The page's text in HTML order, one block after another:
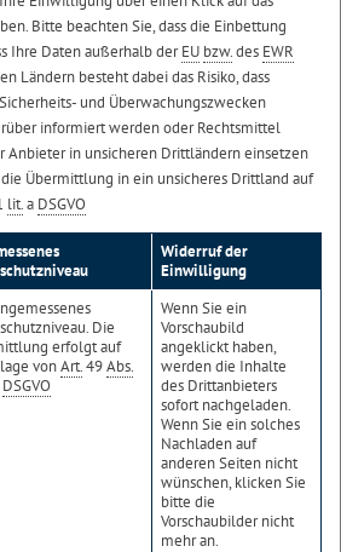
Bitte beachten Sie, dass die Einbettung
Ihre Daten außerhalb derEU bzw.des EWR
Ländern besteht dabei das Risiko, dass
und Überwachungszwecken
informiert werden oder Rechtsmittel
Anbieter in unsicheren Drittländern einsetzen
Übermittlung in ein unsicheres Drittland auf
lit.a DSGVO
Widerruf der
Einwilligung
Die
erfolgt auf
vonArt.49Abs.
DSGVO
Wenn Sie ein
Vorschaubild
angeklickt haben,
werden die Inhalte
des Drittanbieters
sofort nachgeladen.
Wenn Sie ein solches
Nachladen auf
anderen Seiten nicht
wünschen, klicken Sie
bitte die
Vorschaubilder nicht
mehr an.